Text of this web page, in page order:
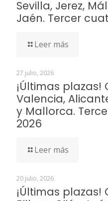
Sevilla, Jerez,
Jaén. Tercer
Leer más
27 julio, 2026
¡Últimas plazas!
Valencia,
y Mallorca.
2026
Leer más
20 julio, 2026
¡Últimas plazas!